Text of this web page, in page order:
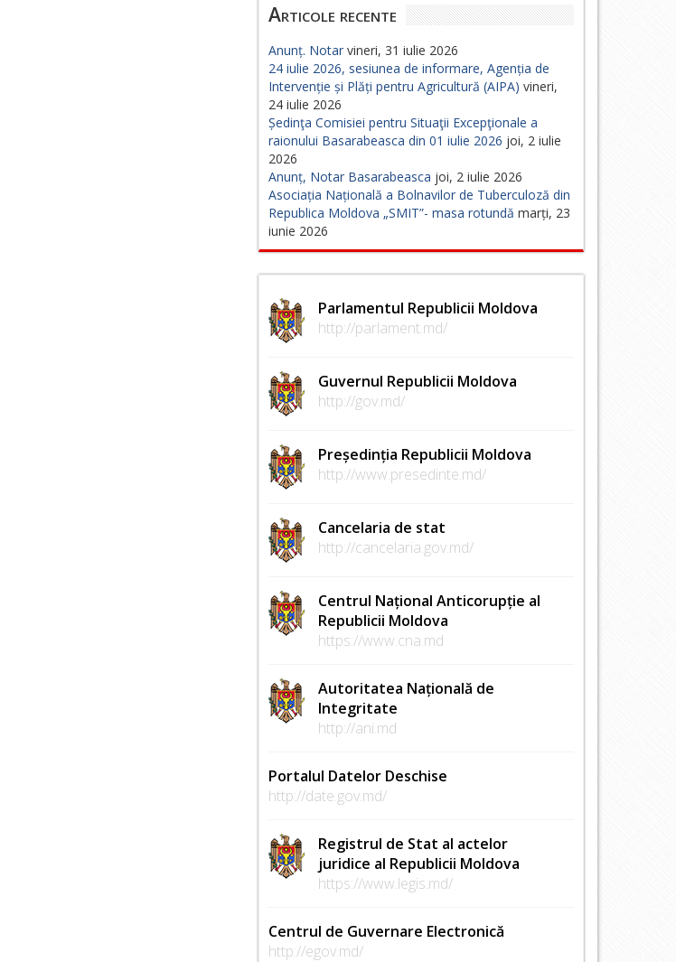
Articole recente
Anunț. Notar vineri, 31 iulie 2026
24 iulie 2026, sesiunea de informare, Agenția de
Intervenție și Plăți pentru Agricultură (AIPA) vineri,
24 iulie 2026
Ședinţa Comisiei pentru Situaţii Excepţionale a
raionului Basarabeasca din 01 iulie 2026 joi, 2 iulie
2026
Anunț, Notar Basarabeasca joi, 2 iulie 2026
Asociația Națională a Bolnavilor de Tuberculoză din
Republica Moldova „SMIT”- masa rotundă marți, 23
iunie 2026
Parlamentul Republicii Moldova
http://parlament.md/
Guvernul Republicii Moldova
http://gov.md/
Președinția Republicii Moldova
http://www.presedinte.md/
Cancelaria de stat
http://cancelaria.gov.md/
Centrul Național Anticorupție al
Republicii Moldova
https://www.cna.md
Autoritatea Națională de
Integritate
http://ani.md
Portalul Datelor Deschise
http://date.gov.md/
Registrul de Stat al actelor
juridice al Republicii Moldova
https://www.legis.md/
Centrul de Guvernare Electronică
http://egov.md/